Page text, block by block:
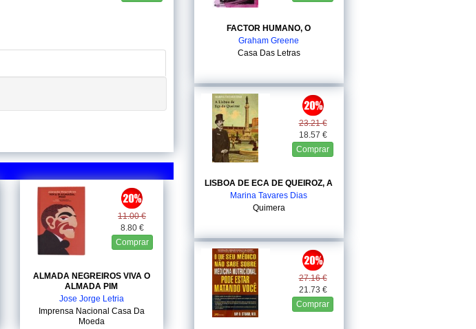
11.00 €
8.80 €
Comprar
ALMADA NEGREIROS VIVA O
ALMADA PIM
Jose Jorge Letria
Imprensa Nacional Casa Da
Moeda
FACTOR HUMANO, O
Graham Greene
Casa Das Letras
23.21 €
18.57 €
Comprar
LISBOA DE ECA DE QUEIROZ, A
Marina Tavares Dias
Quimera
27.16 €
21.73 €
Comprar